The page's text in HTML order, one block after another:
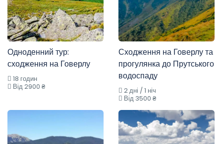
Одноденний тур:
сходження на Говерлу
18 годин
Від 2900 ₴
Сходження на Говерлу та
прогулянка до Прутського
водоспаду
2 дні / 1 ніч
Від 3500 ₴